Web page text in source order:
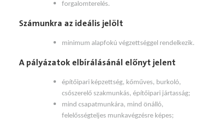
forgalomterelés.
Számunkra az ideális jelölt
minimum alapfokú végzettséggel rendelkezik.
A pályázatok elbírálásánál előnyt jelent
építőipari képzettség, kőműves, burkoló,
csőszerelő szakmunkás, építőipari jártasság;
mind csapatmunkára, mind önálló,
felelősségteljes munkavégzésre képes;